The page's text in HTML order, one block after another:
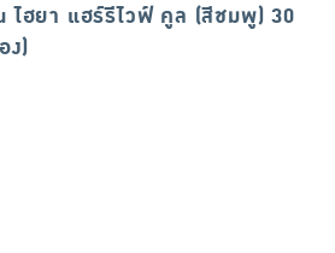
ไฮยา แฮร์รีไวฟ์ คูล (สีชมพู) 30
ง)